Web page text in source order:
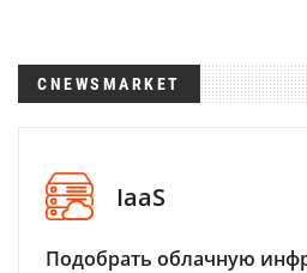
CNEWSMARKET
IaaS
Подобрать облачную